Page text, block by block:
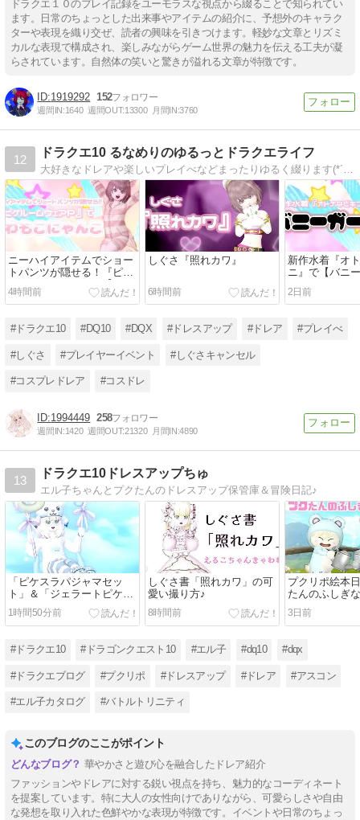
ドラクエ１０のプレイ記録をユーモラスな視点から綴ることで知られてい
ます。日常のちょっとした出来事やアイテムの紹介に、予想外のキャラク
ターや表現を織り交ぜ、読者の興味を引きつけます。軽妙な文章とリズミ
カルな表現で構成され、楽しみながらゲーム世界の魅力を伝える工夫が凝
らされています。自然体の笑いと驚きが溢れる文章が特徴です。
1919292 152
週間IN:1640 週間OUT:13300 月間IN:3760
12
ドラクエ10 るなめりのゆるっとドラクエライフ
ニーハイアイテムでショー
トパンツが隠せる！『ピケ
ルームウェアＰ』で【ふわ
もこにゃんこ】
4時間前
しぐさ『照れカワ』
6時間前
新作水着『オ
ニ』で【バニ
2日前
#ドラクエ10 #DQ10 #DQX #ドレスアップ #ドレア #プレイべ
#しぐさ #プレイヤーイベント #しぐさキャンセル
#コスプレドレア #コスドレ
1994449 258
週間IN:1420 週間OUT:21320 月間IN:4890
13
ドラクエ10ドレスアップちゅ
エル子ちゃんとプクたんのドレスアップ保管庫＆冒険日記♪
「ピケスラパジャマセッ
ト」＆「ジェラートピケプ
リズム」で『クマピケチャ
ン』
1時間50分前
しぐさ書「照れカワ」の可
愛い撮り方♪
8時間前
プクリポ絵本
たんのふしぎ
3日前
#ドラクエ10 #ドラゴンクエスト10 #エル子 #dq10 #dqx
#ドラクエブログ #プクリポ #ドレスアップ #ドレア #アスコン
#エル子カタログ #バトルトリニティ
このブログのここがポイント
華やかさと遊び心を融合したドレア紹介
ファッションやドレアに対する鋭い視点を持ち、魅力的なコーディネート
を提案しています。特に大人の女性向けでありながら、可愛らしさや自由
な発想を取り入れた色鮮やかな表現が特徴です。イベントや日常のちょっ